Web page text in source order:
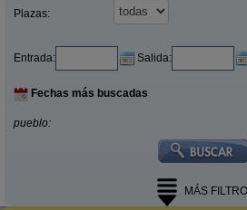
Plazas:
Entrada: Salida:
Fechas más buscadas
pueblo:
MÁS